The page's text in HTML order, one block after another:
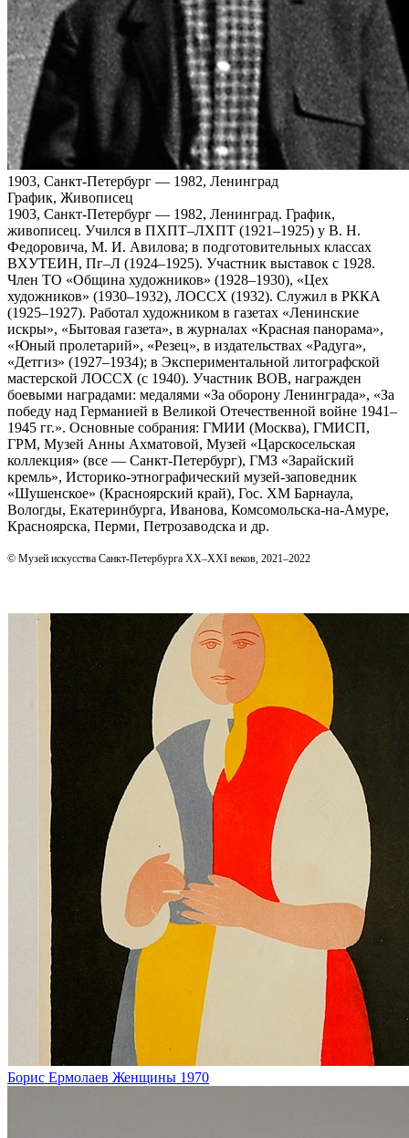
1903, Санкт-Петербург — 1982, Ленинград
График, Живописец
1903, Санкт‑Петербург — 1982, Ленинград. График,
живописец. Учился в ПХПТ–ЛХПТ (1921–1925) у В. Н.
Федоровича, М. И. Авилова; в подготовительных классах
ВХУТЕИН, Пг–Л (1924–1925). Участник выставок с 1928.
Член ТО «Община художников» (1928–1930), «Цех
художников» (1930–1932), ЛОССХ (1932). Служил в РККА
(1925–1927). Работал художником в газетах «Ленинские
искры», «Бытовая газета», в журналах «Красная панорама»,
«Юный пролетарий», «Резец», в издательствах «Радуга»,
«Детгиз» (1927–1934); в Экспериментальной литографской
мастерской ЛОССХ (с 1940). Участник ВОВ, награжден
боевыми наградами: медалями «За оборону Ленинграда», «За
победу над Германией в Великой Отечественной войне 1941–
1945 гг.». Основные собрания: ГМИИ (Москва), ГМИСП,
ГРМ, Музей Анны Ахматовой, Музей «Царскосельская
коллекция» (все — Санкт‑Петербург), ГМЗ «Зарайский
кремль», Историко-этнографический музей-заповедник
«Шушенское» (Красноярский край), Гос. ХМ Барнаула,
Вологды, Екатеринбурга, Иванова, Комсомольска-на-Амуре,
Красноярска, Перми, Петрозаводска и др.
© Музей искусства Санкт-Петербурга XX–XXI веков, 2021–2022
Борис Ермолаев Женщины 1970